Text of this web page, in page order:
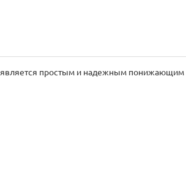
является простым и надежным понижающим